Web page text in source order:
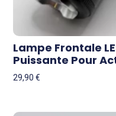
Lampe Frontale
Puissante Pour
29,90€